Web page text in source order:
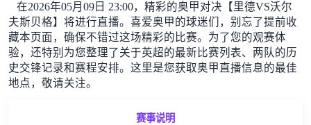
足球新闻
篮球新闻
在2026年05月09日 23:00，精彩的奥甲对决【里德VS沃尔
夫斯贝格】将进行直播。喜爱奥甲的球迷们，别忘了提前收
藏本页面，确保不错过这场精彩的比赛。为了您的观赛体
验，还特别为您整理了关于英超的最新比赛列表、两队的历
史交锋记录和赛程安排。这里是您获取奥甲直播信息的最佳
地点，敬请关注。
赛事说明